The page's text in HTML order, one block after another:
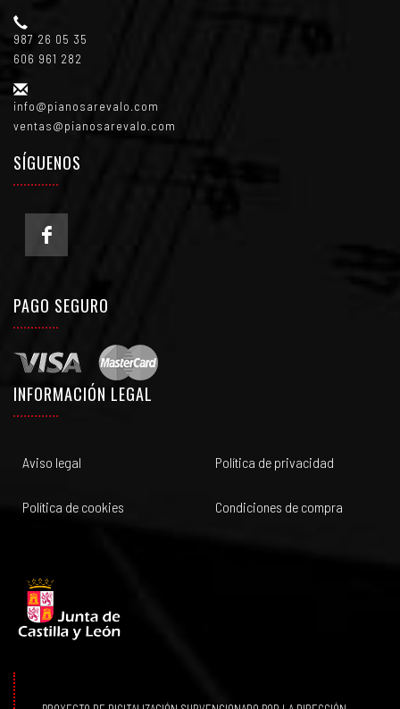
987 26 05 35
606 961 282
info@pianosarevalo.com
ventas@pianosarevalo.com
SÍGUENOS
PAGO SEGURO
INFORMACIÓN LEGAL
Aviso legal Política de privacidad
Política de cookies Condiciones de compra